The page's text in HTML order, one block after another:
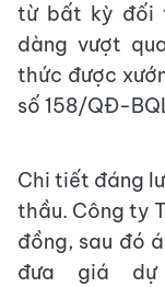
từ bất kỳ đối
dàng vượt
thức được
số 158/QĐ-
Chi tiết đáng
thầu. Công ty
đồng, sau đó
đưa giá